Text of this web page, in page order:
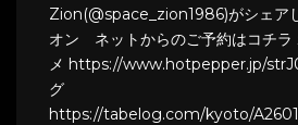
Zion(@space_zion1986)がシェア
オン ネットからのご予約はコチラ
メ https://www.hotpepper.jp/
グ
https://tabelog.com/kyoto/